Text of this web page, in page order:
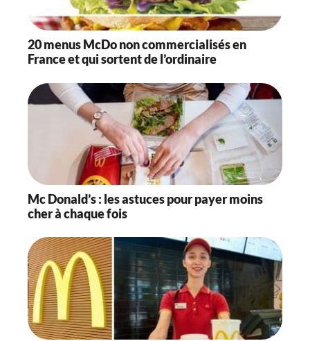
20 menus McDo non commercialisés en
France et qui sortent de l’ordinaire
Mc Donald’s : les astuces pour payer moins
cher à chaque fois